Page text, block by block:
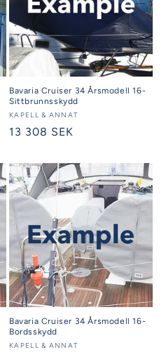
Bavaria Cruiser 34 Årsmodell 16-
Sittbrunnsskydd
Säljare:
KAPELL & ANNAT
Ordinarie
13 308 SEK
Bavaria Cruiser 34 Årsmodell 16-
Bordsskydd
Säljare:
KAPELL & ANNAT